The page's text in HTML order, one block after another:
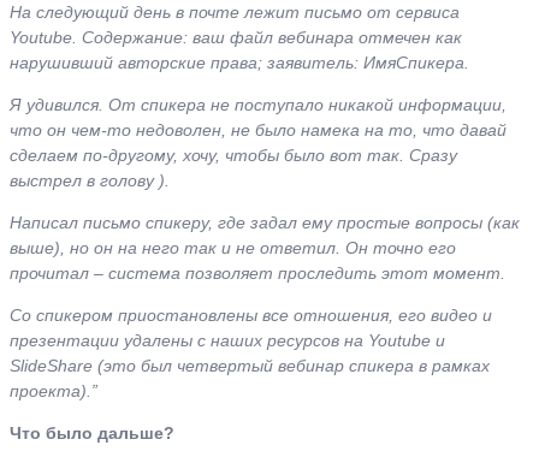
На следующий день в почте лежит письмо от сервиса
Youtube. Содержание: ваш файл вебинара отмечен как
нарушивший авторские права; заявитель: ИмяСпикера.
Я удивился. От спикера не поступало никакой информации,
что он чем-то недоволен, не было намека на то, что давай
сделаем по-другому, хочу, чтобы было вот так. Сразу
выстрел в голову ).
Написал письмо спикеру, где задал ему простые вопросы (как
выше), но он на него так и не ответил. Он точно его
прочитал – система позволяет проследить этот момент.
Со спикером приостановлены все отношения, его видео и
презентации удалены с наших ресурсов на Youtube и
SlideShare (это был четвертый вебинар спикера в рамках
проекта).”
Что было дальше?